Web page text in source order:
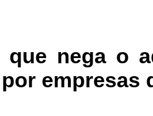
que nega o
empresas